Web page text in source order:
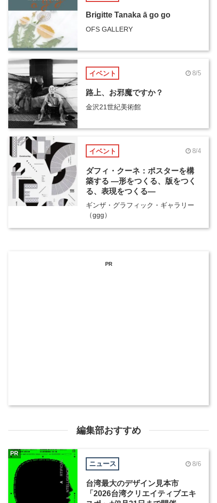
Brigitte Tanaka ā go go
OFS GALLERY
イベント 8/5
路上、お邪魔ですか？
金沢21世紀美術館
イベント 8/4
ダフィ・クーネ：ポスターを構
築する ―形をつくる、版をつく
る、表現をつくる―
ギンザ・グラフィック・ギャラリー
（ggg）
PR
編集部おすすめ
ニュース 8/6
台湾最大のデザイン見本市
「2026台湾クリエイティブエキ
PR